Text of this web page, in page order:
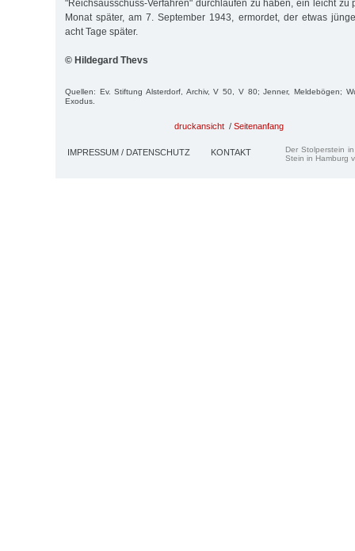
"Reichsausschuss-Verfahren" durchlaufen zu haben, ein leicht zu
Monat später, am 7. September 1943, ermordet, der etwas
acht Tage später.
© Hildegard Thevs
Quellen: Ev. Stiftung Alsterdorf, Archiv, V 50, V 80; Jenner, Meldebögen;
Exodus.
druckansicht / Seitenanfang
IMPRESSUM / DATENSCHUTZ KONTAKT
Der Stolperstein
Stein in Hamburg